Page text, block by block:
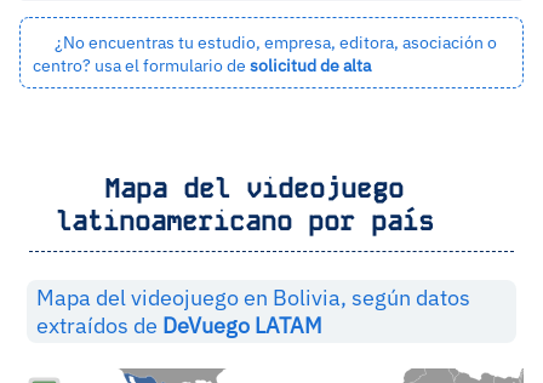
¿No encuentras tu estudio, empresa, editora, asociación o
centro? usa el formulario de solicitud de alta
Mapa del videojuego
latinoamericano por país
Mapa del videojuego en Bolivia, según datos
extraídos de DeVuego LATAM